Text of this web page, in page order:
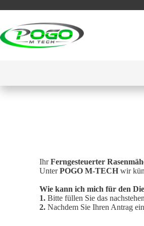
Inhalt
springen
IhrFerngesteuerter
UnterPOGO M-TECHwir
Wie kann ich mich für den
1.Bitte füllen Sie das
2.Nachdem Sie Ihren Antrag